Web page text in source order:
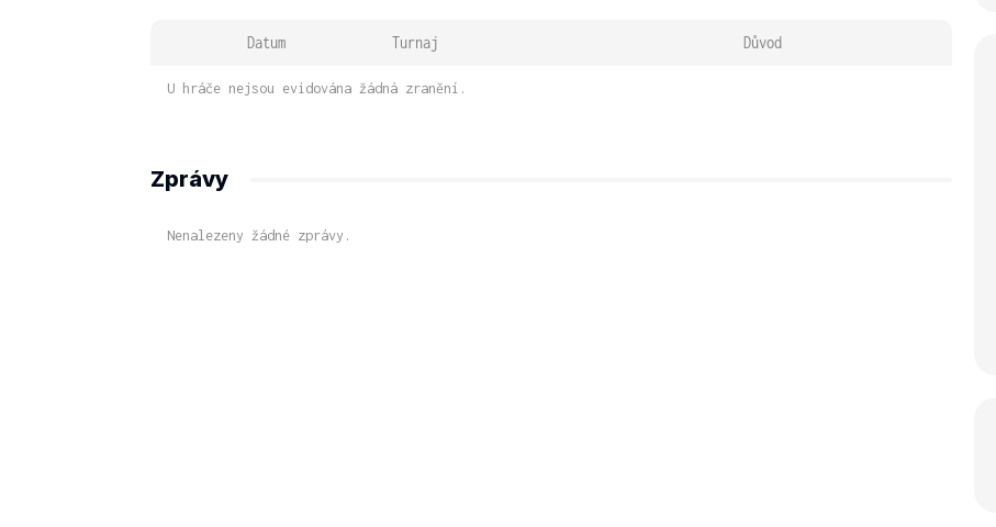
Datum Turnaj Důvod
U hráče nejsou evidována žádná zranění.
Zprávy
Nenalezeny žádné zprávy.